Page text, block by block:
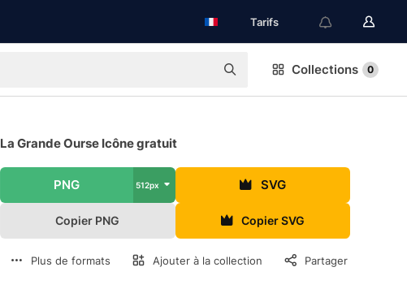
Tarifs
Collections 0
La Grande Ourse Icône gratuit
PNG 512px SVG
Copier PNG Copier SVG
Plus de formats Ajouter à la collection Partager